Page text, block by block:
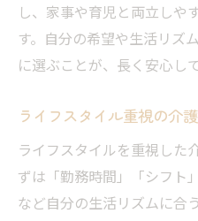
し、家事や育児と両立しや
す。自分の希望や生活リズ
に選ぶことが、長く安心し
ライフスタイル重視の介
ライフスタイルを重視した
ずは「勤務時間」「シフト
など自分の生活リズムに合